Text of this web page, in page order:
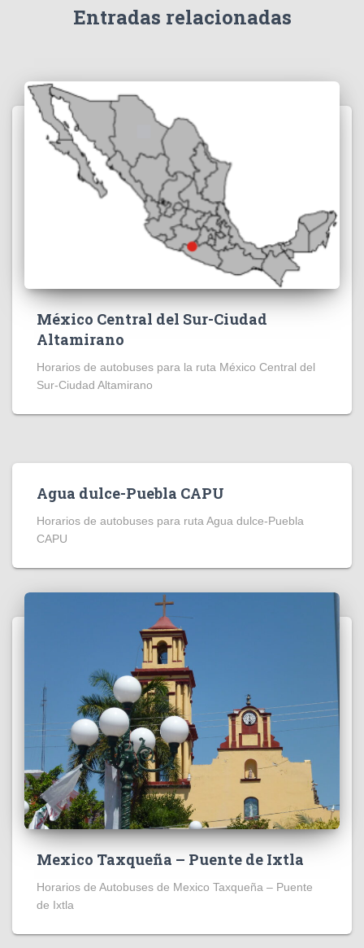
Entradas relacionadas
México Central del Sur-Ciudad
Altamirano
Horarios de autobuses para la ruta México Central del
Sur-Ciudad Altamirano
Agua dulce-Puebla CAPU
Horarios de autobuses para ruta Agua dulce-Puebla
CAPU
Mexico Taxqueña – Puente de Ixtla
Horarios de Autobuses de Mexico Taxqueña – Puente
de Ixtla